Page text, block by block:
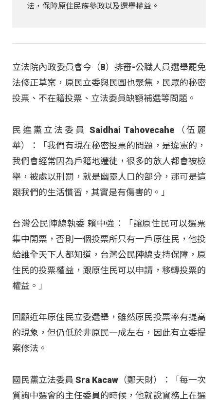
法，保障原住民族參政以及選舉權益。
立法院內政委員會今（8）排審-公職人員選舉罷免
法修正草案，原民立委與民團也聚焦，民眾的秘密
投票、不在籍投票、立法委員缺額補選等問題。
民進黨立法委員 Saidhai Tahovecahe（伍麗
華）：「我們有現在秘密投票的問題，是違憲的，
我們會經常因為戶籍地遷徙，很多的族人都會被檢
舉，被處以刑罰，就是幽靈人口的部分，那可是這
跟我們的生活慣習，其實是有傷害的。」
台灣公民陣線執委 賴中強：「讓原住民可以選票
集中開票，否則一個投票所只有一戶原住民，他投
給誰全天下人都知道，台灣公民陣線支持保障，原
住民的投票權益，跟原住民可以申請，移轉投票的
權益。」
回顧近年原住民立委選舉，雖然原民投票率有提高
的現象，但仍低於非原民一成左右，因此有立委提
案修法。
國民黨立法委員 Sra Kacaw（鄭天財）：「每一次
質詢中選會的主任委員的時候，他就說實務上在選